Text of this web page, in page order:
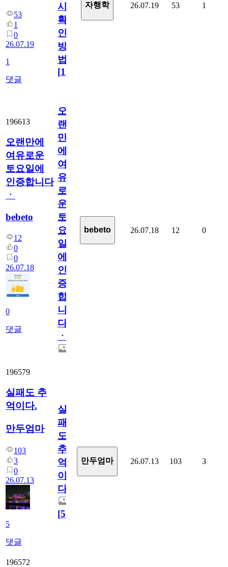
53
1
0
26.07.19
1
댓글
시
확
인
방
법
[1]
자행학 26.07.19 53 1
196613
오랜만에
여유로운
토요일에
인증합니다
ㆍ
bebeto
12
0
0
26.07.18
0
댓글
오
랜
만
에
여
유
로
운
토
요
일
에
인
증
합
니
다
ㆍ
bebeto 26.07.18 12 0
196579
실패도 추
억이다.
만두엄마
103
3
0
26.07.13
5
댓글
실
패
도
추
억
이
다.
[5]
만두엄마 26.07.13 103 3
196572